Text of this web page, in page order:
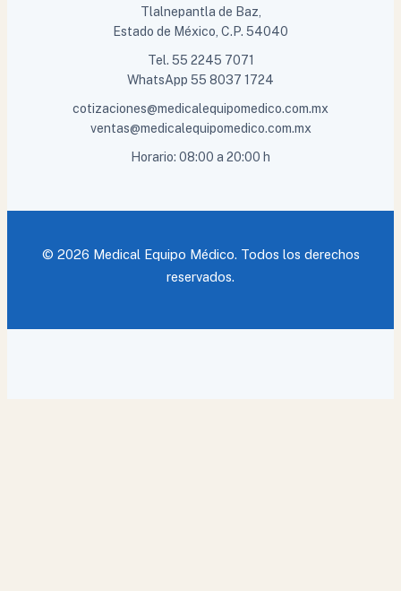
Tlalnepantla de Baz,
Estado de México, C.P. 54040
Tel. 55 2245 7071
WhatsApp 55 8037 1724
cotizaciones@medicalequipomedico.com.mx
ventas@medicalequipomedico.com.mx
Horario: 08:00 a 20:00 h
© 2026 Medical Equipo Médico. Todos los derechos
reservados.